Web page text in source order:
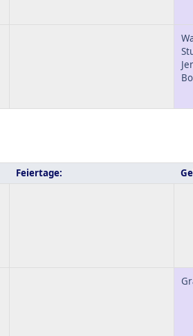
Feiertage: